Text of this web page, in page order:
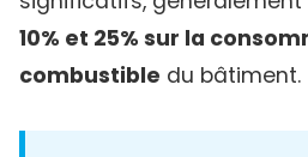
10% et 25% sur la
combustible du bâtiment.